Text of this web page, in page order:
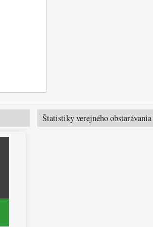
Štatistiky verejného obstarávania